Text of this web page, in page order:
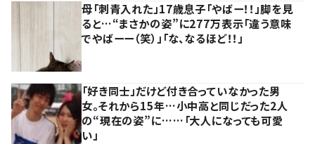
母「刺青入れた」17歳息子「やばー！！」脚を見
ると…“まさかの姿”に277万表示「違う意味
でやばーー（笑）」「な、なるほど！！」
「好き同士」だけど付き合っていなかった男
女。それから15年…小中高と同じだった2人
の“現在の姿”に……「大人になっても可愛
い」